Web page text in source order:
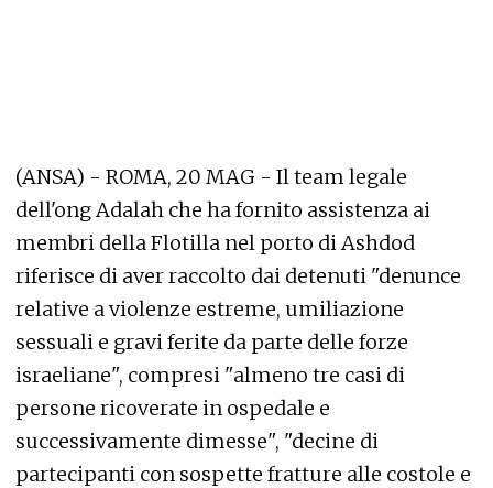
(ANSA) - ROMA, 20 MAG - Il team legale
dell'ong Adalah che ha fornito assistenza ai
membri della Flotilla nel porto di Ashdod
riferisce di aver raccolto dai detenuti "denunce
relative a violenze estreme, umiliazione
sessuali e gravi ferite da parte delle forze
israeliane", compresi "almeno tre casi di
persone ricoverate in ospedale e
successivamente dimesse", "decine di
partecipanti con sospette fratture alle costole e